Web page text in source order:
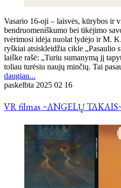
Vasario 16-oji – laisvės, kūrybos ir
bendruomeniškumo bei tikėjimo
tvėrimosi idėja nuolat lydėjo ir M.
ryškiai atsiskleidžia cikle „Pasaulio
laiške rašė: „Turiu sumanymą jį
toliau turėsiu naujų minčių. Tai
daugiau...
paskelbta 2025 02 16
VR filmas ~ANGELŲ